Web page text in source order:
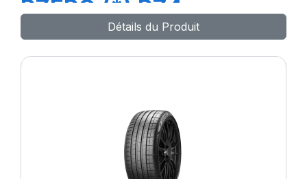
PZERO (*) PZ4
Détails du Produit